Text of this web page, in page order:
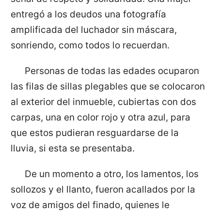
entregó a los deudos una fotografía
amplificada del luchador sin máscara,
sonriendo, como todos lo recuerdan.
Personas de todas las edades ocuparon
las filas de sillas plegables que se colocaron
al exterior del inmueble, cubiertas con dos
carpas, una en color rojo y otra azul, para
que estos pudieran resguardarse de la
lluvia, si esta se presentaba.
De un momento a otro, los lamentos, los
sollozos y el llanto, fueron acallados por la
voz de amigos del finado, quienes le